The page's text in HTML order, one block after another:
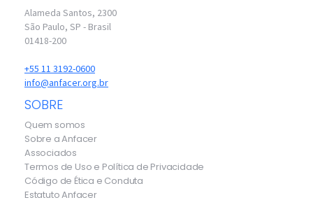
Alameda Santos, 2300
São Paulo, SP - Brasil
01418-200
+55 11 3192-0600
info@anfacer.org.br
SOBRE
Quem somos
Sobre a Anfacer
Associados
Termos de Uso e Política de Privacidade
Código de Ética e Conduta
Estatuto Anfacer